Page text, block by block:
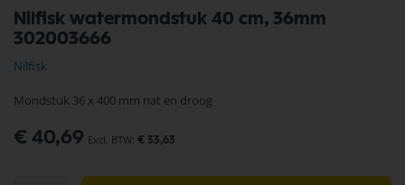
Nilfisk watermondstuk 40 cm, 36mm
302003666
Nilfisk
Mondstuk 36 x 400 mm nat en droog
€ 40,69 € 33,63
naar
het
van
afbeeldingen-